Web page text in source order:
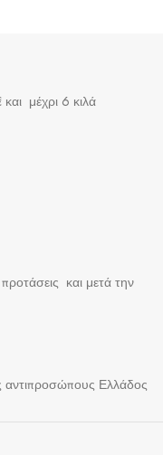
μέχρι 6 κιλά
και μετά την
αντιπροσώπους Ελλάδος